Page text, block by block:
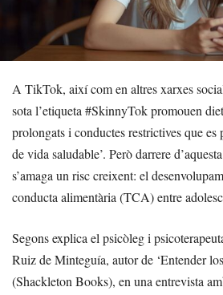
A TikTok, així com en altres xarxes
sota l’etiqueta #SkinnyTok promouen
prolongats i conductes restrictives que es
de vida saludable’. Però darrere
s’amaga un risc creixent: el
conducta alimentària (TCA) entre
Segons explica el psicòleg i
Ruiz de Minteguía, autor de ‘Entender
(Shackleton Books), en una entrevista